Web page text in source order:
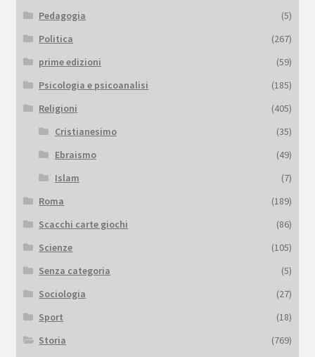
Pedagogia
(5)
Politica
(267)
prime edizioni
(59)
Psicologia e psicoanalisi
(185)
Religioni
(405)
Cristianesimo
(35)
Ebraismo
(49)
Islam
(7)
Roma
(189)
Scacchi carte giochi
(86)
Scienze
(105)
Senza categoria
(5)
Sociologia
(27)
Sport
(18)
Storia
(769)